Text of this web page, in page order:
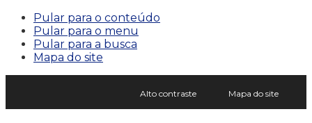
Pular para o conteúdo
Pular para o menu
Pular para a busca
Mapa do site
Alto contraste Mapa do site